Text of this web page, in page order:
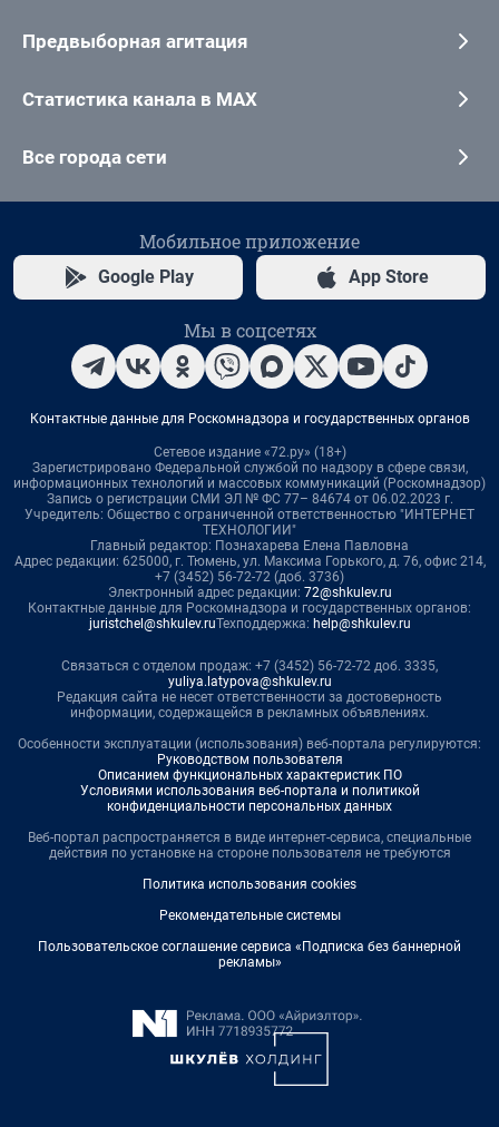
Предвыборная агитация
Статистика канала в MAX
Все города сети
Мобильное приложение
Google Play App Store
Мы в соцсетях
Контактные данные для Роскомнадзора и государственных органов
Сетевое издание «72.ру» (18+)
Зарегистрировано Федеральной службой по надзору в сфере связи,
информационных технологий и массовых коммуникаций (Роскомнадзор)
Запись о регистрации СМИ ЭЛ № ФС 77– 84674 от 06.02.2023 г.
Учредитель: Общество с ограниченной ответственностью "ИНТЕРНЕТ
ТЕХНОЛОГИИ"
Главный редактор: Познахарева Елена Павловна
Адрес редакции: 625000, г. Тюмень, ул. Максима Горького, д. 76, офис 214,
+7 (3452) 56-72-72 (доб. 3736)
Электронный адрес редакции: 72@shkulev.ru
Контактные данные для Роскомнадзора и государственных органов:
juristchel@shkulev.ruТехподдержка: help@shkulev.ru
Связаться с отделом продаж: +7 (3452) 56-72-72 доб. 3335,
yuliya.latypova@shkulev.ru
Редакция сайта не несет ответственности за достоверность
информации, содержащейся в рекламных объявлениях.
Особенности эксплуатации (использования) веб-портала регулируются:
Руководством пользователя
Описанием функциональных характеристик ПО
Условиями использования веб-портала и политикой
конфиденциальности персональных данных
Веб-портал распространяется в виде интернет-сервиса, специальные
действия по установке на стороне пользователя не требуются
Политика использования cookies
Рекомендательные системы
Пользовательское соглашение сервиса «Подписка без баннерной
рекламы»